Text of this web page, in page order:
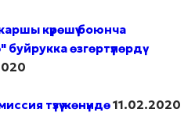
күрөшүү боюнча
буйрукка өзгөртүүлөрдү
түзүү жөнүндө11.02.2020